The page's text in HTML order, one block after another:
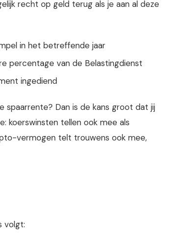
recht op geld terug als je aan al deze
in het betreffende jaar
percentage van de Belastingdienst
ingediend
spaarrente? Dan is de kans groot dat jij
koerswinsten tellen ook mee als
vermogen telt trouwens ook mee,
volgt: